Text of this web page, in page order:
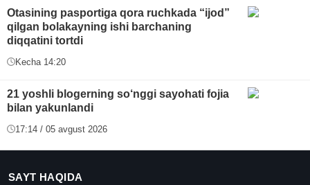
Otasining pasportiga qora ruchkada “ijod”
qilgan bolakayning ishi barchaning
diqqatini tortdi
Kecha 14:20
21 yoshli blogerning so‘nggi sayohati fojia
bilan yakunlandi
17:14 / 05 avgust 2026
SAYT HAQIDA